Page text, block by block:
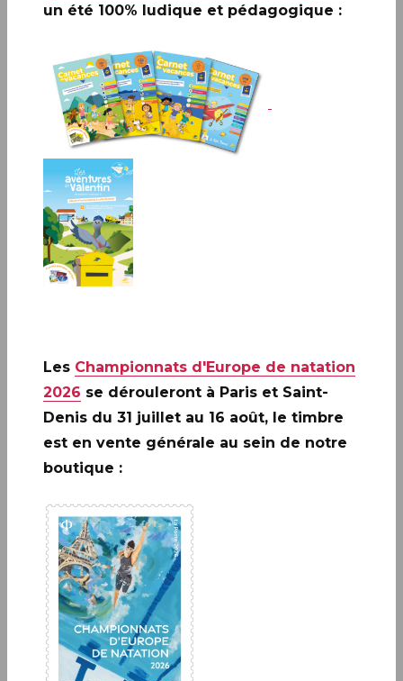
SAINT-ANTOINE-L'ABBAYE (38)
Infos complémentaires : Le timbre sera vendu en
avant-première le jeudi 9 juillet à :
ANTOINE L’ABBAYE (38)
l’Abbaye, de 9h à 17h, Grande Cour, 38160 Saint-Antoine-
l'Abbaye.
avant-première le jeudi 9 juillet à :▪PARIS (75)Le
Carré d’Encre, de 11h à 19h, 13 bis rue des Mathurins, 75009
PARIS (Oblitération jusqu’à 17h).
A ne pas rater: 20 ANS DE LA
CRÉATION DE PHILAPOSTE
2006 - 2026 / BLOC
un été 100% ludique et pédagogique :
Les Championnats d'Europe de natation
2026 se dérouleront à Paris et Saint-
Denis du 31 juillet au 16 août, le timbre
est en vente générale au sein de notre
boutique :